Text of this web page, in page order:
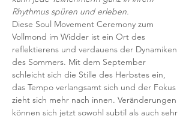
Rhythmus spüren und erleben.
Diese Soul Movement Ceremony zum
Vollmond im Widder ist ein Ort des
reflektierens und verdauens der Dynamiken
des Sommers. Mit dem September
schleicht sich die Stille des Herbstes ein,
das Tempo verlangsamt sich und der Fokus
zieht sich mehr nach innen. Veränderungen
können sich jetzt sowohl subtil als auch sehr